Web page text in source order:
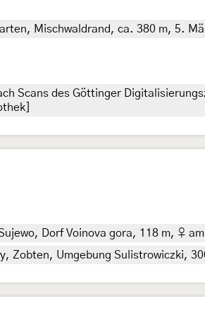
Mischwaldrand, ca. 380 m, 5.
Scans des Göttinger
Dorf Voinova gora, 118 m, ♀
Zobten, Umgebung Sulistrowiczki,